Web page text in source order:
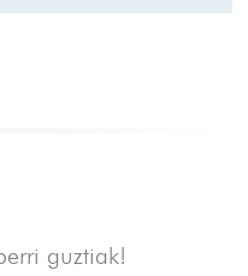
guztiak!